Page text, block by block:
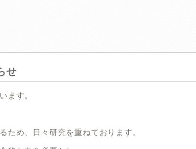
せ
ます。
ため、日々研究を重ねております。